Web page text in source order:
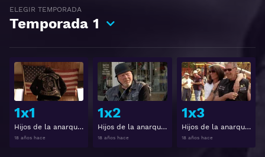
ELEGIR TEMPORADA
Temporada 1
1x1
Hijos de la anarquía 1x1
18 años hace
Ver
1x2
Hijos de la anarquía 1x2
18 años hace
Ver
1x3
Hijos de la anarquía 1x3
18 años hace